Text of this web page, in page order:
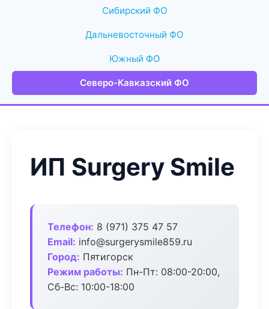
Сибирский ФО
Дальневосточный ФО
Южный ФО
Северо-Кавказский ФО
ИП Surgery Smile
Телефон: 8 (971) 375 47 57
Email: info@surgerysmile859.ru
Город: Пятигорск
Режим работы: Пн-Пт: 08:00-20:00,
Сб-Вс: 10:00-18:00